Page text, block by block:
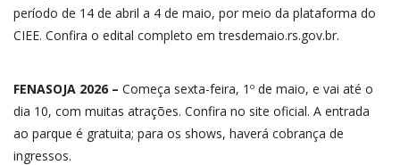
período de 14 de abril a 4 de maio, por meio da plataforma do
CIEE. Confira o edital completo em tresdemaio.rs.gov.br.
FENASOJA 2026 – Começa sexta-feira, 1º de maio, e vai até o
dia 10, com muitas atrações. Confira no site oficial. A entrada
ao parque é gratuita; para os shows, haverá cobrança de
ingressos.